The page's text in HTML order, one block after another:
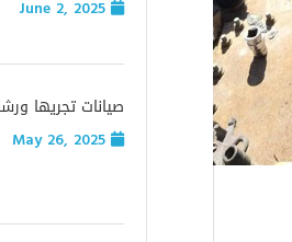
صيانات تجريها